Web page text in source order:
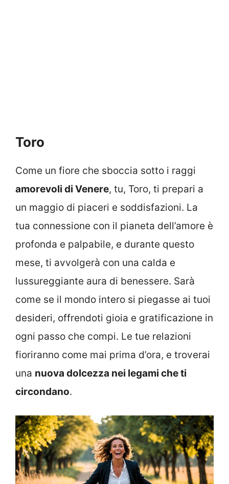
Toro
Come un fiore che sboccia sotto i raggi
amorevoli di Venere, tu, Toro, ti prepari a
un maggio di piaceri e soddisfazioni. La
tua connessione con il pianeta dell’amore è
profonda e palpabile, e durante questo
mese, ti avvolgerà con una calda e
lussureggiante aura di benessere. Sarà
come se il mondo intero si piegasse ai tuoi
desideri, offrendoti gioia e gratificazione in
ogni passo che compi. Le tue relazioni
fioriranno come mai prima d’ora, e troverai
una nuova dolcezza nei legami che ti
circondano.